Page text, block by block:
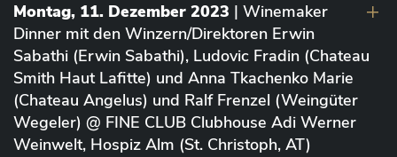
Montag, 11. Dezember 2023 | Winemaker
Dinner mit den Winzern/Direktoren Erwin
Sabathi (Erwin Sabathi), Ludovic Fradin (Chateau
Smith Haut Lafitte) und Anna Tkachenko Marie
(Chateau Angelus) und Ralf Frenzel (Weingüter
Wegeler) @ FINE CLUB Clubhouse Adi Werner
Weinwelt, Hospiz Alm (St. Christoph, AT)